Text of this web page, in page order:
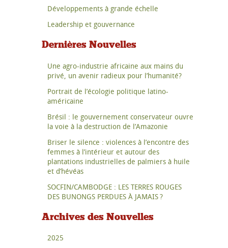
Développements à grande échelle
Leadership et gouvernance
Dernières Nouvelles
Une agro-industrie africaine aux mains du
privé, un avenir radieux pour l’humanité?
Portrait de l’écologie politique latino-
américaine
Brésil : le gouvernement conservateur ouvre
la voie à la destruction de l’Amazonie
Briser le silence : violences à l’encontre des
femmes à l’intérieur et autour des
plantations industrielles de palmiers à huile
et d’hévéas
SOCFIN/CAMBODGE : LES TERRES ROUGES
DES BUNONGS PERDUES À JAMAIS ?
Archives des Nouvelles
2025